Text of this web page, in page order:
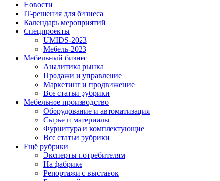
Новости
IT-решения для бизнеса
Календарь мероприятий
Спецпроекты
UMIDS-2023
Мебель-2023
Мебельный бизнес
Аналитика рынка
Продажи и управление
Маркетинг и продвижение
Все статьи рубрики
Мебельное производство
Оборудование и автоматизация
Сырье и материалы
Фурнитура и комплектующие
Все статьи рубрики
Ещё рубрики
Эксперты потребителям
На фабрике
Репортажи с выставок